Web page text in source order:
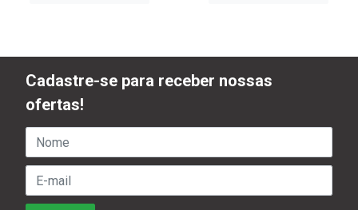
Cadastre-se para receber nossas
ofertas!